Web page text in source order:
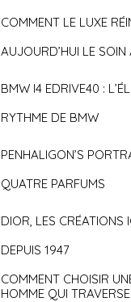
COMMENT LE LUXE
AUJOURD’HUI LE
BMW I4 EDRIVE40 :
RYTHME DE BMW
PENHALIGON’S
QUATRE PARFUMS
DIOR, LES CRÉATIONS
DEPUIS 1947
COMMENT CHOISIR
HOMME QUI